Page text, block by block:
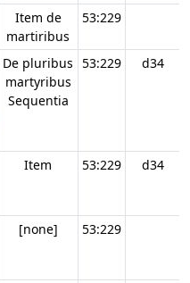
Item de
martiribus
53:229
De pluribus
martyribus
Sequentia
53:229 d34
Item 53:229 d34
[none] 53:229